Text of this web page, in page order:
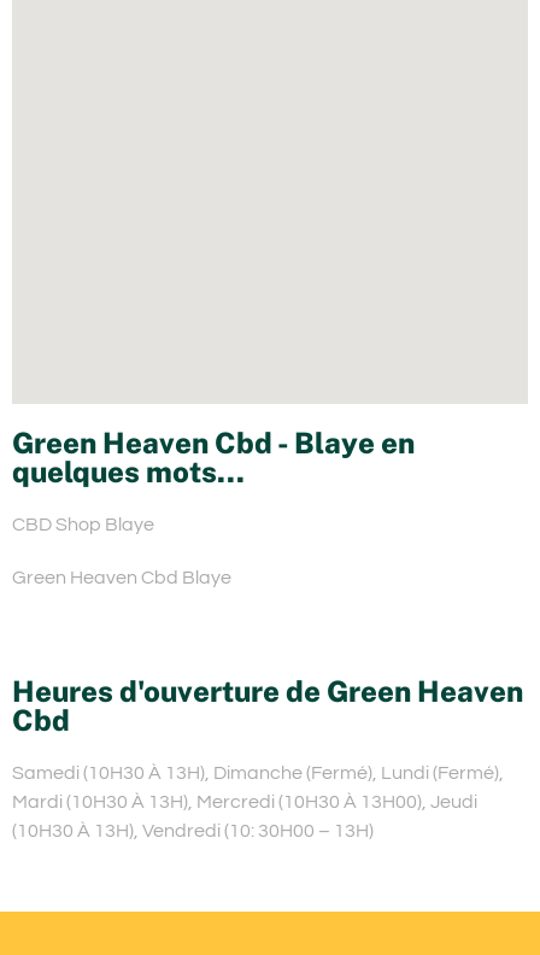
Green Heaven Cbd - Blaye en
quelques mots...
CBD Shop Blaye
Green Heaven Cbd Blaye
Heures d'ouverture de Green Heaven
Cbd
Samedi (10H30 À 13H), Dimanche (Fermé), Lundi (Fermé),
Mardi (10H30 À 13H), Mercredi (10H30 À 13H00), Jeudi
(10H30 À 13H), Vendredi (10: 30H00 – 13H)